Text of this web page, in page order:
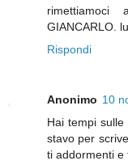
rimettiamoci
GIANCARLO.
Rispondi
Anonimo 10
Hai tempi
stavo per
ti addormenti e